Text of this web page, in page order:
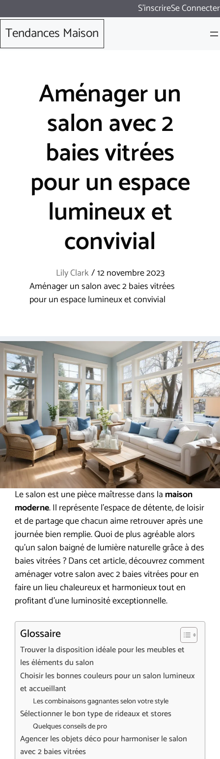
au
contenu
S'inscrireSe Connecter
Tendances Maison
Aménager un
salon avec 2
baies vitrées
pour un espace
lumineux et
convivial
Lily Clark/12 novembre 2023
Aménager un salon avec 2 baies vitrées
pour un espace lumineux et convivial
Le salon est une pièce maîtresse dans la maison
moderne. Il représente l’espace de détente, de loisir
et de partage que chacun aime retrouver après une
journée bien remplie. Quoi de plus agréable alors
qu’un salon baigné de lumière naturelle grâce à des
baies vitrées ? Dans cet article, découvrez comment
aménager votre salon avec 2 baies vitrées pour en
faire un lieu chaleureux et harmonieux tout en
profitant d’une luminosité exceptionnelle.
Glossaire
Trouver la disposition idéale pour les meubles et
les éléments du salon
Choisir les bonnes couleurs pour un salon lumineux
et accueillant
Les combinaisons gagnantes selon votre style
Sélectionner le bon type de rideaux et stores
Quelques conseils de pro
Agencer les objets déco pour harmoniser le salon
avec 2 baies vitrées